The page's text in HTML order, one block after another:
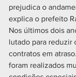
prejudica o
explica o prefeito
Nos últimos dois
lutado para reduzir
contratos em
foram realizados